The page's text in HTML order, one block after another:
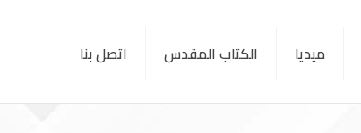
ميديا الكتاب المقدس اتصل بنا